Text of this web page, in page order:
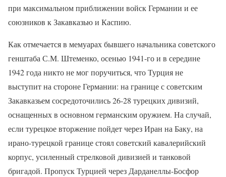
при максимальном приближении войск Германии и ее
союзников к Закавказью и Каспию.
Как отмечается в мемуарах бывшего начальника советского
генштаба С.М. Штеменко, осенью 1941-го и в середине
1942 года никто не мог поручиться, что Турция не
выступит на стороне Германии: на границе с советским
Закавказьем сосредоточились 26-28 турецких дивизий,
оснащенных в основном германским оружием. На случай,
если турецкое вторжение пойдет через Иран на Баку, на
ирано-турецкой границе стоял советский кавалерийский
корпус, усиленный стрелковой дивизией и танковой
бригадой. Пропуск Турцией через Дарданеллы-Босфор